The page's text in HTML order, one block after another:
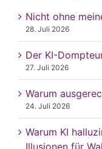
Nicht ohne
28. Juli 2026
Der KI-
27. Juli 2026
Warum
24. Juli 2026
Warum KI